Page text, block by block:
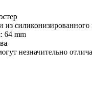
силиконизированного
64 mm
незначительно